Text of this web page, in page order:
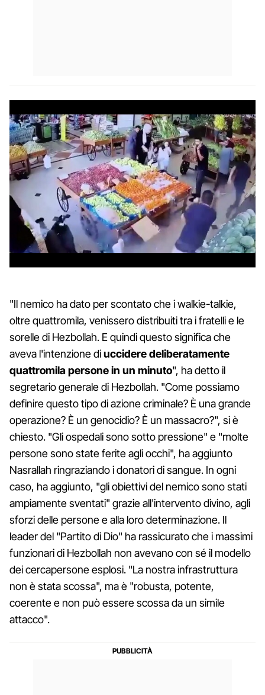
"Il nemico ha dato per scontato che i walkie-talkie,
oltre quattromila, venissero distribuiti tra i fratelli e le
sorelle di Hezbollah. E quindi questo significa che
aveva l'intenzione diuccidere deliberatamente
quattromila persone in un minuto", ha detto il
segretario generale di Hezbollah. "Come possiamo
definire questo tipo di azione criminale? È una grande
operazione? È un genocidio? È un massacro?", si è
chiesto. "Gli ospedali sono sotto pressione" e "molte
persone sono state ferite agli occhi", ha aggiunto
Nasrallah ringraziando i donatori di sangue. In ogni
caso, ha aggiunto, "gli obiettivi del nemico sono stati
ampiamente sventati" grazie all'intervento divino, agli
sforzi delle persone e alla loro determinazione. Il
leader del "Partito di Dio" ha rassicurato che i massimi
funzionari di Hezbollah non avevano con sé il modello
dei cercapersone esplosi. "La nostra infrastruttura
non è stata scossa", ma è "robusta, potente,
coerente e non può essere scossa da un simile
attacco".